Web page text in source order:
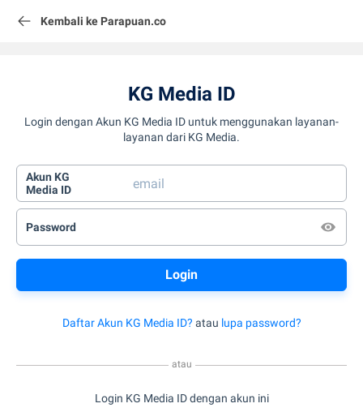
Kembali ke Parapuan.co
KG Media ID
Login dengan Akun KG Media ID untuk menggunakan layanan-
layanan dari KG Media.
Akun KG
Media ID
Password
Daftar Akun KG Media ID? atau lupa password?
atau
Login KG Media ID dengan akun ini